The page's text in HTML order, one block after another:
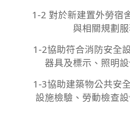
1-2 對於新建置外勞宿
與相關規劃服
1-2協助符合消防安全
器具及標示、照明設
1-3協助建築物公共安
設施檢驗、勞動檢查